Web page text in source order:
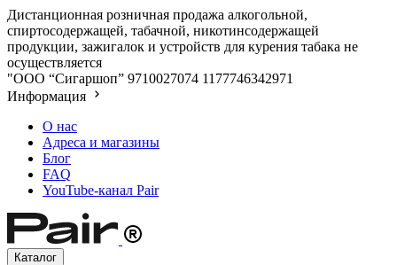
Дистанционная розничная продажа алкогольной,
спиртосодержащей, табачной, никотинсодержащей
продукции, зажигалок и устройств для курения табака не
осуществляется
"ООО “Сигаршоп” 9710027074 1177746342971
Информация
О нас
Адреса и магазины
Блог
FAQ
YouTube-канал Pair
Каталог